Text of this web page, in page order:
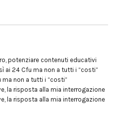
potenziare contenuti educativi
ai 24 Cfu ma non a tutti i “costi”
non a tutti i “costi”
la risposta alla mia interrogazione
la risposta alla mia interrogazione